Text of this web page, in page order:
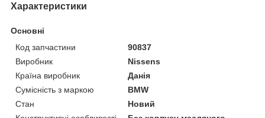
Характеристики
Основні
Код запчастини
90837
Виробник
Nissens
Країна виробник
Данія
Сумісність з маркою
BMW
Стан
Новий